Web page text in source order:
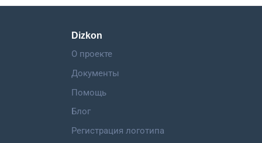
Dizkon
О проекте
Документы
Помощь
Блог
Регистрация логотипа